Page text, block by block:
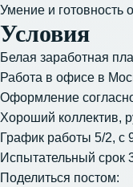
Умение и готовность
Условия
Белая заработная
Работа в офисе в
Оформление
Хороший коллектив,
График работы 5/2, с
Испытательный срок
Поделиться постом: